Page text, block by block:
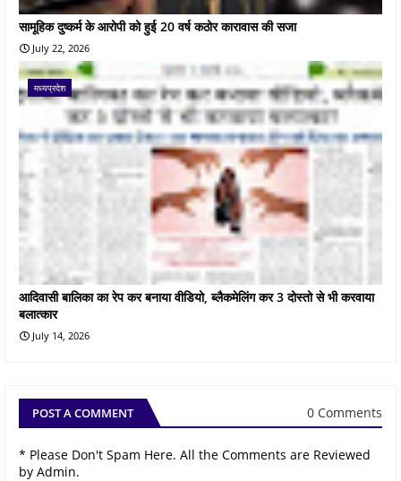
सामूहिक दुष्कर्म के आरोपी को हुई 20 वर्ष कठोर कारावास की सजा
July 22, 2026
मध्यप्रदेश
आदिवासी बालिका का रेप कर बनाया वीडियो, ब्लैकमेलिंग कर 3 दोस्तो से भी करवाया
बलात्कार
July 14, 2026
POST A COMMENT 0 Comments
* Please Don't Spam Here. All the Comments are Reviewed
by Admin.